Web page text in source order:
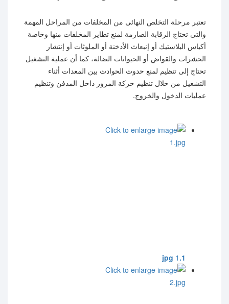
تعتبر مرحلة التخلص النهائى من المخلفات من المراحل المهمة
والتى تحتاج الرقابة الصارمة لمنع تطاير المخلفات منها وخاصة
أكياس البلاستيك أو إنبعاث الأدخنة أو الملوثات أو إنتشار
الحشرات والقواض أو الحيوانات الضالة، كما أن عملية التشغيل
تحتاج إلى تنظيم لمنع حدوث الحوادث بين المعدات أثناء
التشغيل من خلال تنظيم حركة المرور داخل المدفن وتنظيم
عمليات الدخول والخروج.
1.jpg
1